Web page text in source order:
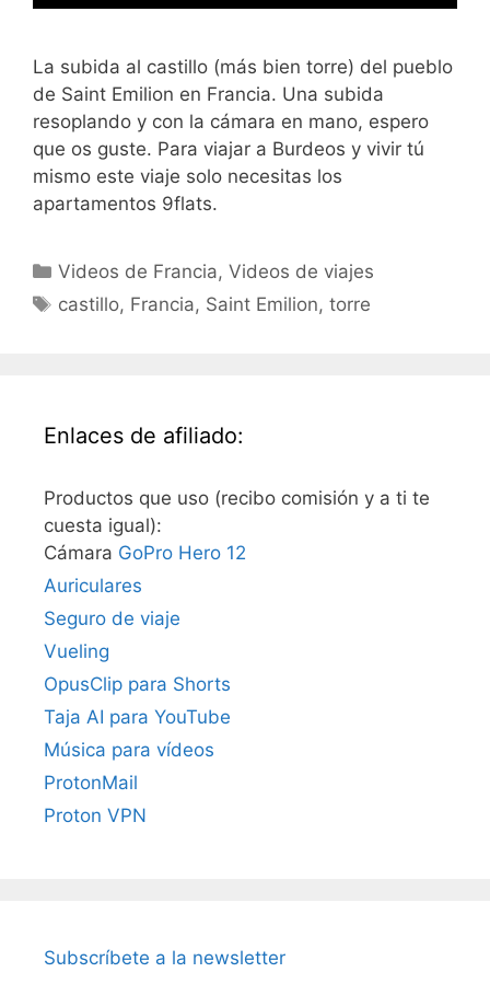
La subida al castillo (más bien torre) del pueblo
de Saint Emilion en Francia. Una subida
resoplando y con la cámara en mano, espero
que os guste. Para viajar a Burdeos y vivir tú
mismo este viaje solo necesitas los
apartamentos 9flats.
Categorías
Videos de Francia,Videos de viajes
Etiquetas
castillo, Francia, Saint Emilion,torre
Enlaces de afiliado:
Productos que uso (recibo comisión y a ti te
cuesta igual):
Cámara GoPro Hero 12
Auriculares
Seguro de viaje
Vueling
OpusClip para Shorts
Taja AI para YouTube
Música para vídeos
ProtonMail
Proton VPN
Subscríbete a la newsletter